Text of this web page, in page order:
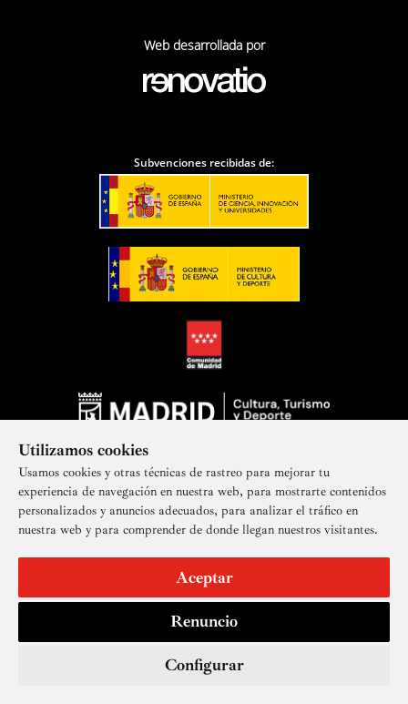
Utilizamos cookies
Usamos cookies y otras técnicas de rastreo para mejorar tu
experiencia de navegación en nuestra web, para mostrarte contenidos
personalizados y anuncios adecuados, para analizar el tráfico en
nuestra web y para comprender de donde llegan nuestros visitantes.
Aceptar
Renuncio
Configurar
Web desarrollada por
Subvenciones recibidas de:
Suscríbete a nuestra newsletter
AccesibilidadDerechos de imagen
Política de privacidadContactoCookies